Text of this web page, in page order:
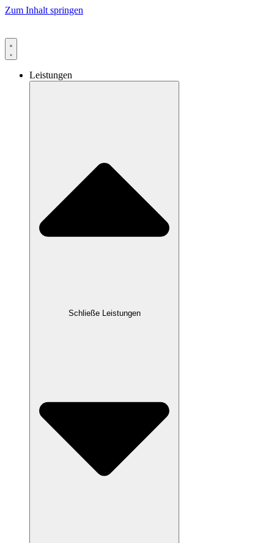
Zum Inhalt springen
Leistungen
Schließe Leistungen